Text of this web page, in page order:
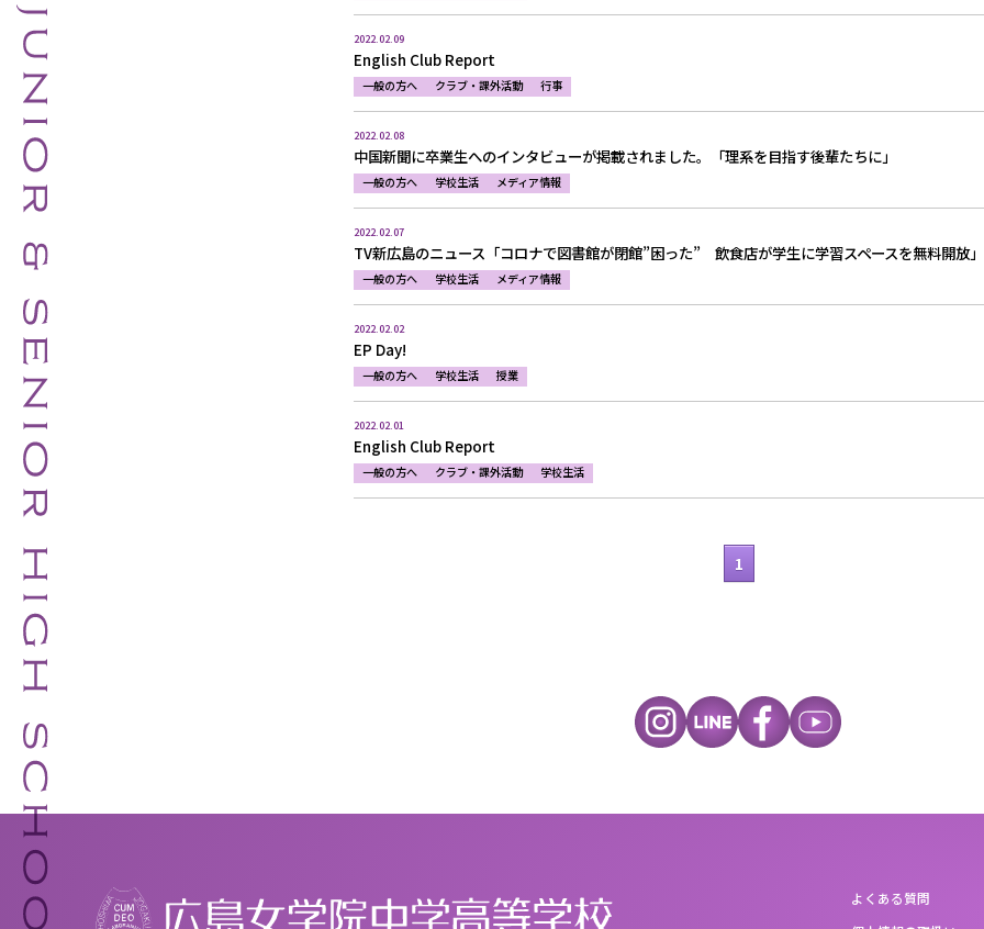
2022.02.09
English Club Report
一般の方へ クラブ・課外活動 行事
2022.02.08
中国新聞に卒業生へのインタビューが掲載されました。「理系を目指す後輩たちに」
一般の方へ 学校生活 メディア情報
2022.02.07
TV新広島のニュース「コロナで図書館が閉館”困った” 飲食店が学生に学習スペースを無料開放
一般の方へ 学校生活 メディア情報
2022.02.02
EP Day!
一般の方へ 学校生活 授業
2022.02.01
English Club Report
一般の方へ クラブ・課外活動 学校生活
1
よくある質問